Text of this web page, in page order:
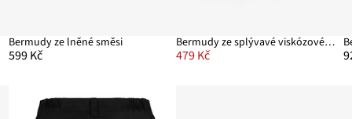
Bermudy ze lněné směsi
599 Kč
Bermudy ze splývavé viskózové směsi
479 Kč